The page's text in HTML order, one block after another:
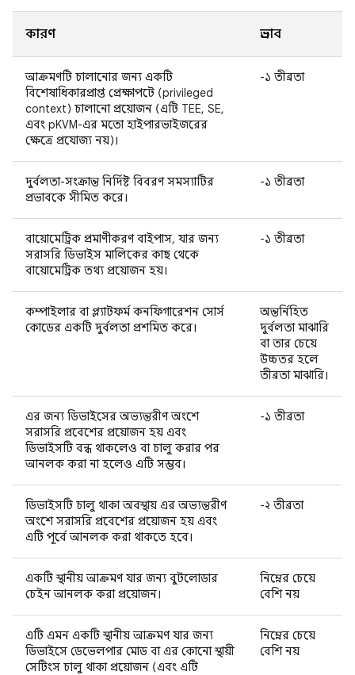
কারণ প্রভাব
আক্রমণটি চালানোর জন্য একটি
বিশেষাধিকারপ্রাপ্ত প্রেক্ষাপটে (privileged
context) চালানো প্রয়োজন (এটি TEE, SE,
এবং pKVM-এর মতো হাইপারভাইজরের
ক্ষেত্রে প্রযোজ্য নয়)।
-১ তীব্রতা
দুর্বলতা-সংক্রান্ত নির্দিষ্ট বিবরণ সমস্যাটির
প্রভাবকে সীমিত করে।
-১ তীব্রতা
বায়োমেট্রিক প্রমাণীকরণ বাইপাস, যার জন্য
সরাসরি ডিভাইস মালিকের কাছ থেকে
বায়োমেট্রিক তথ্য প্রয়োজন হয়।
-১ তীব্রতা
কম্পাইলার বা প্ল্যাটফর্ম কনফিগারেশন সোর্স
কোডের একটি দুর্বলতা প্রশমিত করে।
অন্তর্নিহিত
দুর্বলতা মাঝারি
বা তার চেয়ে
উচ্চতর হলে
তীব্রতা মাঝারি।
এর জন্য ডিভাইসের অভ্যন্তরীণ অংশে
সরাসরি প্রবেশের প্রয়োজন হয় এবং
ডিভাইসটি বন্ধ থাকলেও বা চালু করার পর
আনলক করা না হলেও এটি সম্ভব।
-১ তীব্রতা
ডিভাইসটি চালু থাকা অবস্থায় এর অভ্যন্তরীণ
অংশে সরাসরি প্রবেশের প্রয়োজন হয় এবং
এটি পূর্বে আনলক করা থাকতে হবে।
-২ তীব্রতা
একটি স্থানীয় আক্রমণ যার জন্য বুটলোডার
চেইন আনলক করা প্রয়োজন।
নিম্নের চেয়ে
বেশি নয়
এটি এমন একটি স্থানীয় আক্রমণ যার জন্য
ডিভাইসে ডেভেলপার মোড বা এর কোনো স্থায়ী
সেটিংস চালু থাকা প্রয়োজন (এবং এটি
নিম্নের চেয়ে
বেশি নয়